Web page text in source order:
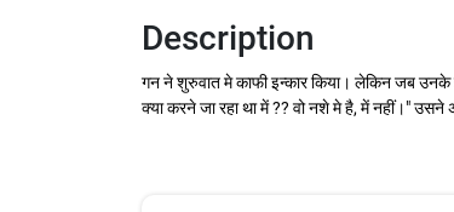
Description
गन ने शुरुवात मे काफी इन्कार किया। लेकिन जब उनके
क्या करने जा रहा था में ?? वो नशे मे है, में नहीं।"